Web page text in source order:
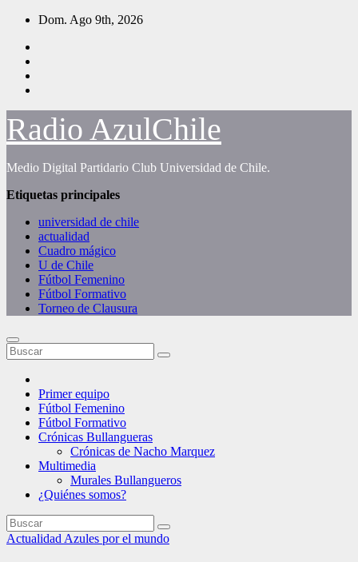
Saltar
contenido
Dom. Ago 9th, 2026
Radio AzulChile
Medio Digital Partidario Club Universidad de Chile.
Etiquetas principales
universidad de chile
actualidad
Cuadro mágico
U de Chile
Fútbol Femenino
Fútbol Formativo
Torneo de Clausura
Primer equipo
Fútbol Femenino
Fútbol Formativo
Crónicas Bullangueras
Crónicas de Nacho Marquez
Multimedia
Murales Bullangueros
¿Quiénes somos?
Actualidad Azules por el mundo